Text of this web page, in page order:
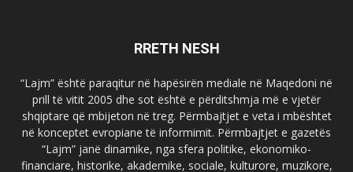
RRETH NESH
“Lajm” është paraqitur në hapësirën mediale në Maqedoni në
prill të vitit 2005 dhe sot është e përditshmja më e vjetër
shqiptare që mbijeton në treg. Përmbajtjet e veta i mbështet
në konceptet evropiane të informimit. Përmbajtjet e gazetës
“Lajm” janë dinamike, nga sfera politike, ekonomiko-
financiare, historike, akademike, sociale, kulturore, muzikore,